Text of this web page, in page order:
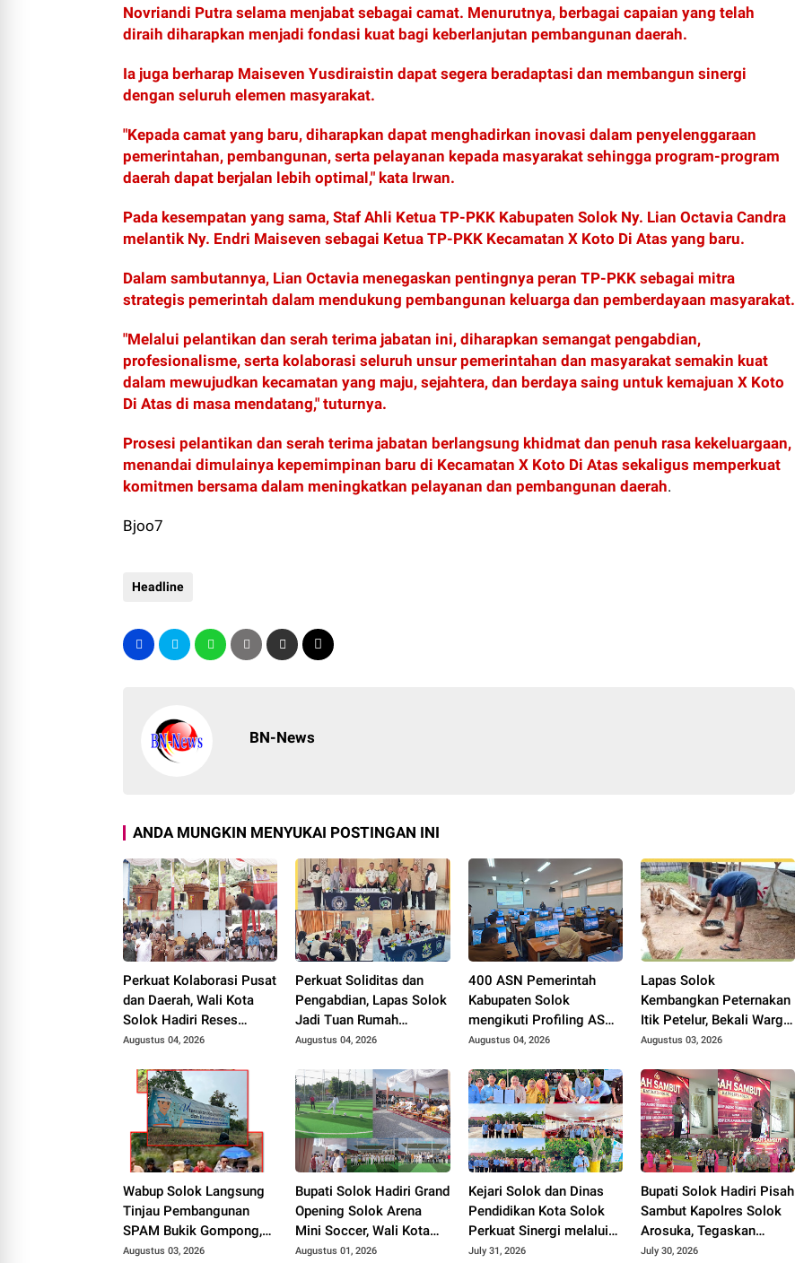
Novriandi Putra selama menjabat sebagai camat. Menurutnya, berbagai capaian yang telah
diraih diharapkan menjadi fondasi kuat bagi keberlanjutan pembangunan daerah.
Ia juga berharap Maiseven Yusdiraistin dapat segera beradaptasi dan membangun sinergi
dengan seluruh elemen masyarakat.
"Kepada camat yang baru, diharapkan dapat menghadirkan inovasi dalam penyelenggaraan
pemerintahan, pembangunan, serta pelayanan kepada masyarakat sehingga program-program
daerah dapat berjalan lebih optimal," kata Irwan.
Pada kesempatan yang sama, Staf Ahli Ketua TP-PKK Kabupaten Solok Ny. Lian Octavia Candra
melantik Ny. Endri Maiseven sebagai Ketua TP-PKK Kecamatan X Koto Di Atas yang baru.
Dalam sambutannya, Lian Octavia menegaskan pentingnya peran TP-PKK sebagai mitra
strategis pemerintah dalam mendukung pembangunan keluarga dan pemberdayaan masyarakat.
"Melalui pelantikan dan serah terima jabatan ini, diharapkan semangat pengabdian,
profesionalisme, serta kolaborasi seluruh unsur pemerintahan dan masyarakat semakin kuat
dalam mewujudkan kecamatan yang maju, sejahtera, dan berdaya saing untuk kemajuan X Koto
Di Atas di masa mendatang," tuturnya.
Prosesi pelantikan dan serah terima jabatan berlangsung khidmat dan penuh rasa kekeluargaan,
menandai dimulainya kepemimpinan baru di Kecamatan X Koto Di Atas sekaligus memperkuat
komitmen bersama dalam meningkatkan pelayanan dan pembangunan daerah.
Bjoo7
Headline
BN-News
ANDA MUNGKIN MENYUKAI POSTINGAN INI
Perkuat Kolaborasi Pusat
dan Daerah, Wali Kota
Solok Hadiri Reses
Anggota DPR RI H. Zigo
Augustus 04, 2026
Perkuat Soliditas dan
Pengabdian, Lapas Solok
Jadi Tuan Rumah
Musyawarah
P3I Tingkat Daerah.
Augustus 04, 2026
400 ASN Pemerintah
Kabupaten Solok
mengikuti Profiling ASN
2026.
Augustus 04, 2026
Lapas Solok
Kembangkan Peternakan
Itik Petelur, Bekali Warga
Binaan dengan
Augustus 03, 2026
Wabup Solok Langsung
Tinjau Pembangunan
SPAM Bukik Gompong,
Target Rampung Akhir
Augustus 03, 2026
Bupati Solok Hadiri Grand
Opening Solok Arena
Mini Soccer, Wali Kota
Solok Resmikan Fasilitas
Augustus 01, 2026
Kejari Solok dan Dinas
Pendidikan Kota Solok
Perkuat Sinergi melalui
Penandatanganan PKS
July 31, 2026
Bupati Solok Hadiri Pisah
Sambut Kapolres Solok
Arosuka, Tegaskan
Komitmen Perkuat
July 30, 2026